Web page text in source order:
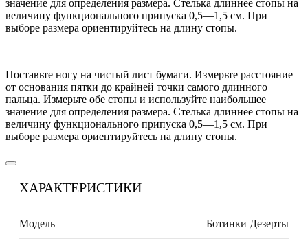
значение для определения размера. Стелька длиннее стопы на
величину функционального припуска 0,5—1,5 см. При
выборе размера ориентируйтесь на длину стопы.
Поставьте ногу на чистый лист бумаги. Измерьте расстояние
от основания пятки до крайней точки самого длинного
пальца. Измерьте обе стопы и используйте наибольшее
значение для определения размера. Стелька длиннее стопы на
величину функционального припуска 0,5—1,5 см. При
выборе размера ориентируйтесь на длину стопы.
ХАРАКТЕРИСТИКИ
Модель Ботинки Дезерты